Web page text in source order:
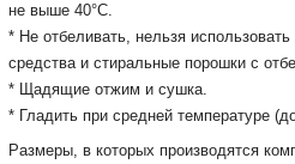
не выше 40°С.
* Не отбеливать, нельзя
средства и стиральные порошки с
* Щадящие отжим и сушка.
* Гладить при средней температуре
Размеры, в которых производятся